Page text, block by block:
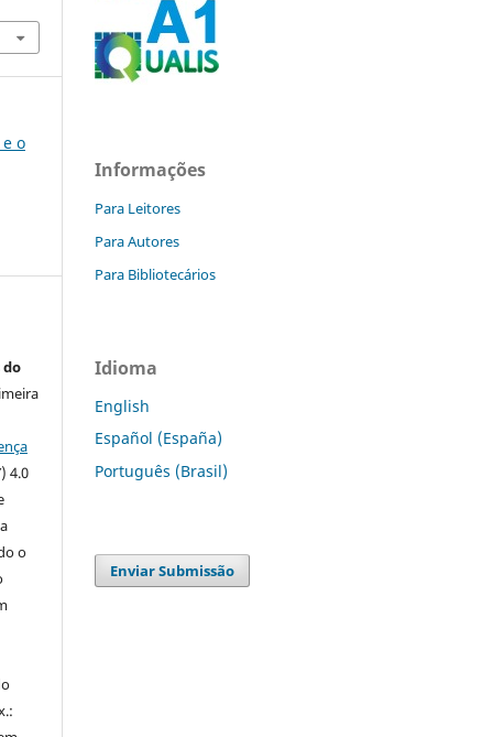
o
do
4.0
o
Informações
Para Leitores
Para Autores
Para Bibliotecários
Idioma
English
Español (España)
Português (Brasil)
Enviar Submissão